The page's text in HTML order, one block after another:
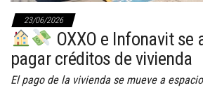
23/06/2026
OXXO e Infonavit se
pagar créditos de vivienda
El pago de la vivienda se mueve a